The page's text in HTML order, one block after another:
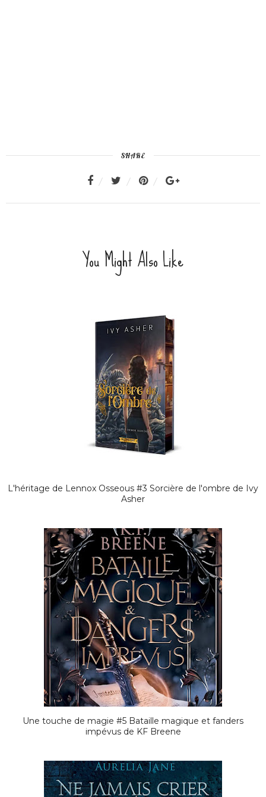
SHARE
You Might Also Like
L'héritage de Lennox Osseous #3 Sorcière de l'ombre de Ivy
Asher
Une touche de magie #5 Bataille magique et fanders
impévus de KF Breene